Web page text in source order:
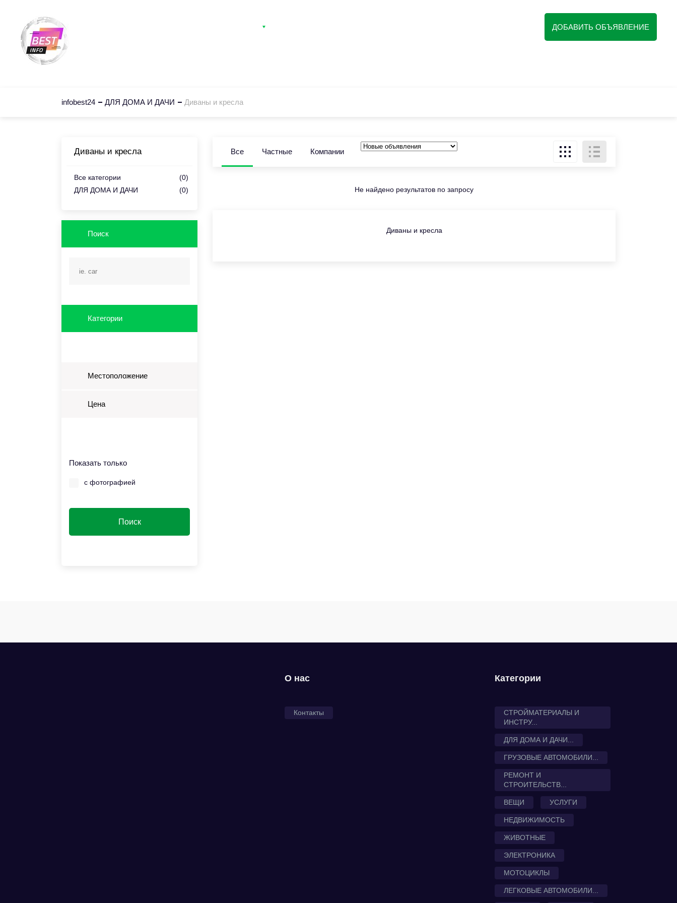
ДОБАВИТЬ ОБЪЯВЛЕНИЕ
infobest24 ДЛЯ ДОМА И ДАЧИ Диваны и кресла
Диваны и кресла
Все категории
(0)
ДЛЯ ДОМА И ДАЧИ
(0)
Поиск
Категории
Местоположение
Цена
Показать только
с фотографией
Все Частные Компании
Не найдено результатов по запросу
Диваны и кресла
О нас
Контакты
Категории
СТРОЙМАТЕРИАЛЫ И
ИНСТРУ...
ДЛЯ ДОМА И ДАЧИ...
ГРУЗОВЫЕ АВТОМОБИЛИ...
РЕМОНТ И
СТРОИТЕЛЬСТВ...
ВЕЩИ УСЛУГИ
НЕДВИЖИМОСТЬ
ЖИВОТНЫЕ
ЭЛЕКТРОНИКА
МОТОЦИКЛЫ
ЛЕГКОВЫЕ АВТОМОБИЛИ...